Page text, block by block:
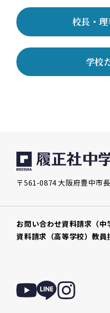
校長・
学校
〒561-0874 大阪府豊中市
お問い合わせ資料請求（中
資料請求（高等学校）教員